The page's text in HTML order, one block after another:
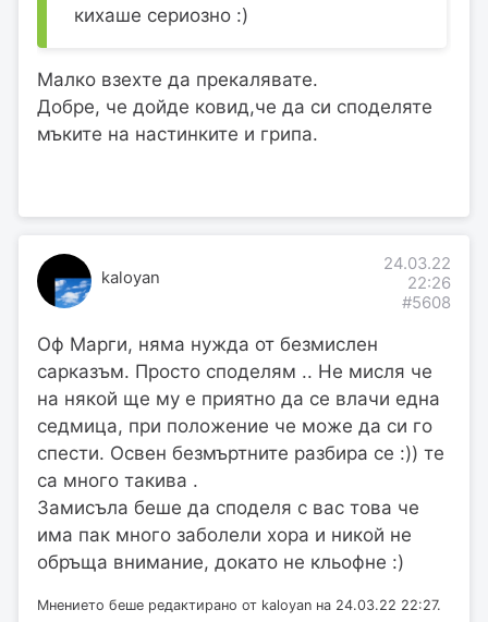
кихаше сериозно :)
Малко взехте да прекалявате.
Добре, че дойде ковид,че да си споделяте
мъките на настинките и грипа.
kaloyan
24.03.22
22:26
#5608
Оф Марги, няма нужда от безмислен
сарказъм. Просто споделям .. Не мисля че
на някой ще му е приятно да се влачи една
седмица, при положение че може да си го
спести. Освен безмъртните разбира се :)) те
са много такива .
Замисъла беше да споделя с вас това че
има пак много заболели хора и никой не
обръща внимание, докато не кльофне :)
Мнението беше редактирано от kaloyan на 24.03.22 22:27.